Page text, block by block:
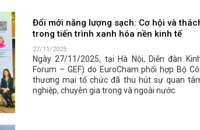
Đổi mới năng lượng sạch: Cơ hội và
trong tiến trình xanh hóa nền kinh tế
27/11/2025
Ngày 27/11/2025, tại Hà Nội, Diễn đàn
Forum – GEF) do EuroCham phối hợp Bộ
thương mại tổ chức đã thu hút sự quan
nghiệp, chuyên gia trong và ngoài nước.